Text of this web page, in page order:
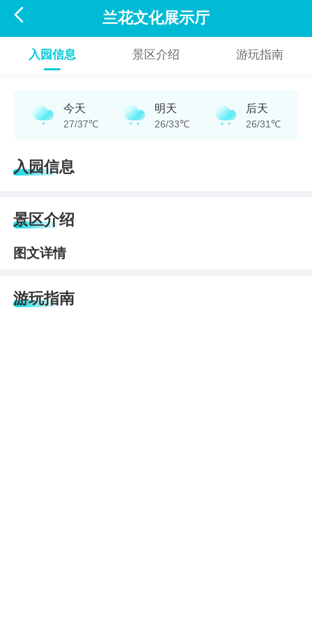
 兰花文化展示厅
入园信息 景区介绍 游玩指南
今天
27/37℃
明天
26/33℃
后天
26/31℃
入园信息
景区介绍
图文详情
游玩指南